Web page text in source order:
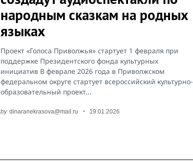
народным сказкам на родных
языках
Проект «Голоса Приволжья» стартует 1 февраля при
поддержке Президентского фонда культурных
инициатив В феврале 2026 года в Приволжском
федеральном округе стартует всероссийский культурно-
образовательный проект...
by dinaranekrasova@mail.ru 19.01.2026